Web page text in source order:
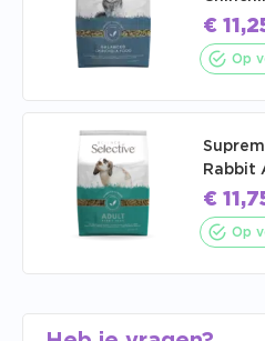
€
Op
Rabbit
€
Op